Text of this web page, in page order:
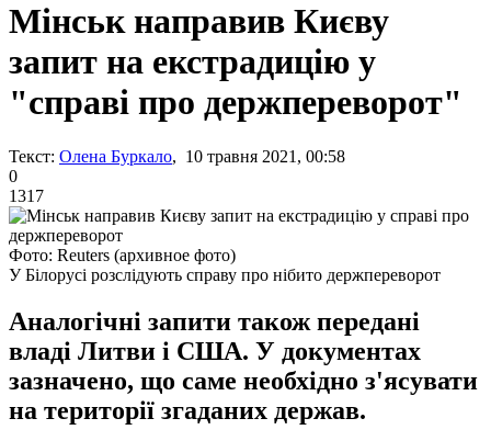
Мінськ направив Києву
запит на екстрадицію у
"справі про держпереворот"
Текст: Олена Буркало, 10 травня 2021, 00:58
0
1317
Фото: Reuters (архивное фото)
У Білорусі розслідують справу про нібито держпереворот
Аналогічні запити також передані
владі Литви і США. У документах
зазначено, що саме необхідно з'ясувати
на території згаданих держав.